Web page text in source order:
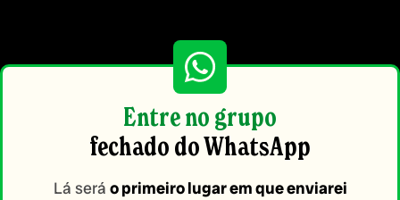
Entre no grupo
fechado do WhatsApp
Lá será o primeiro lugar em que enviarei